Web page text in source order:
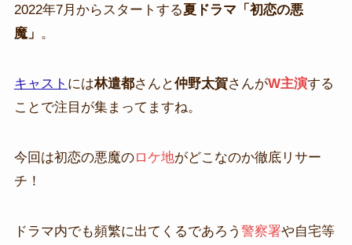
2022年7月からスタートする夏ドラマ「初恋の悪
魔」 。
キャスト には林遣都さんと仲野太賀さんがW主演する
ことで注目が集まってますね。
今回は初恋の悪魔のロケ地がどこなのか徹底リサー
チ！
ドラマ内でも頻繁に出てくるであろう 警察署や自宅等